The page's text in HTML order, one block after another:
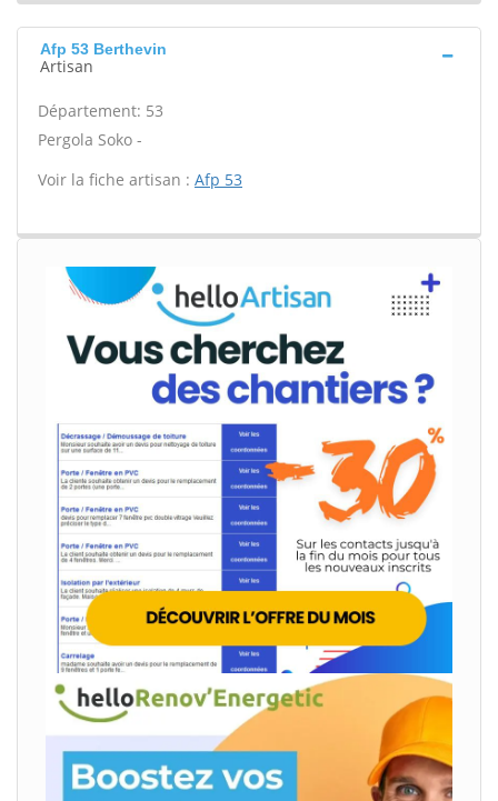
Afp 53 Berthevin
Artisan
Département: 53
Pergola Soko -
Voir la fiche artisan : Afp 53